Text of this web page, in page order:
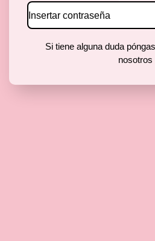
Si tiene alguna duda
nosotros